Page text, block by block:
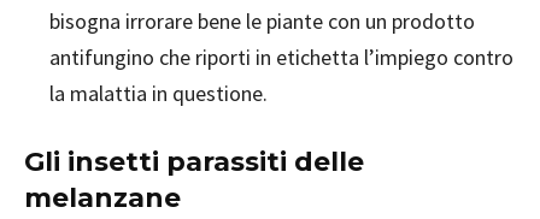
bisogna irrorare bene le piante con un prodotto
antifungino che riporti in etichetta l’impiego contro
la malattia in questione.
Gli insetti parassiti delle
melanzane